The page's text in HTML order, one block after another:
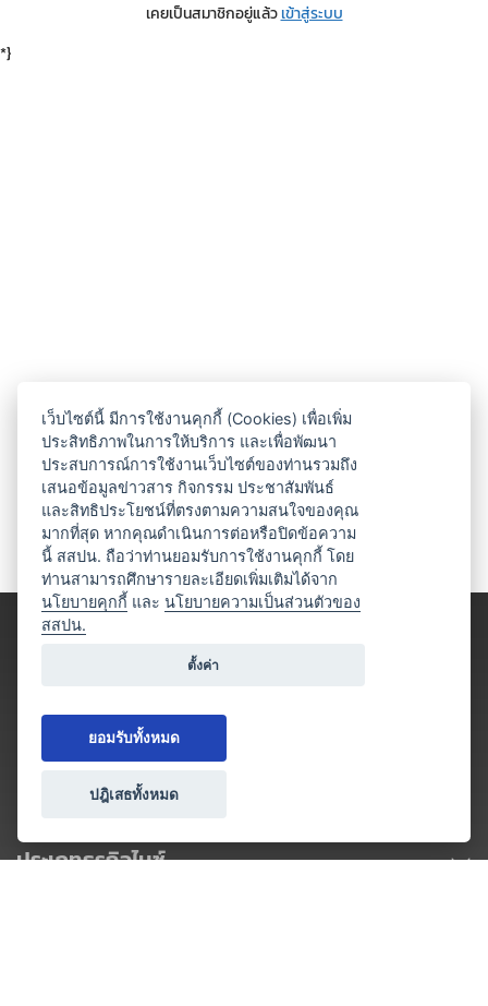
เคยเป็นสมาชิกอยู่แล้วเข้าสู่ระบบ
*}
ประเภทธุรกิจไมซ์
เว็บไซต์นี้ มีการใช้งานคุกกี้ (Cookies) เพื่อเพิ่ม
ประสิทธิภาพในการให้บริการ และเพื่อพัฒนา
ประสบการณ์การใช้งานเว็บไซต์ของท่านรวมถึง
เสนอข้อมูลข่าวสาร กิจกรรม ประชาสัมพันธ์
และสิทธิประโยชน์ที่ตรงตามความสนใจของคุณ
มากที่สุด หากคุณดำเนินการต่อหรือปิดข้อความ
นี้ สสปน. ถือว่าท่านยอมรับการใช้งานคุกกี้ โดย
ท่านสามารถศึกษารายละเอียดเพิ่มเติมได้จาก
นโยบายคุกกี้ และนโยบายความเป็นส่วนตัวของ
สสปน.
ตั้งค่า
ยอมรับทั้งหมด
ปฎิเสธทั้งหมด